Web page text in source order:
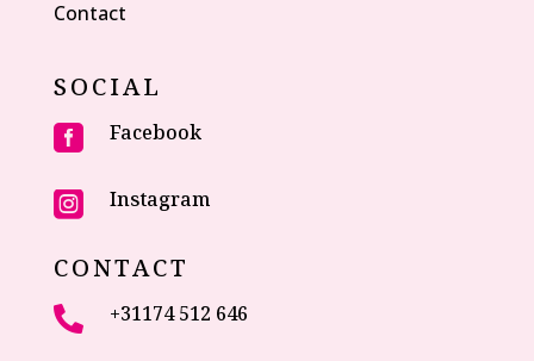
Contact
SOCIAL
 Facebook
 Instagram
CONTACT
 +31174 512 646